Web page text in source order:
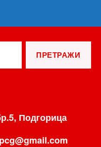
Подгорица